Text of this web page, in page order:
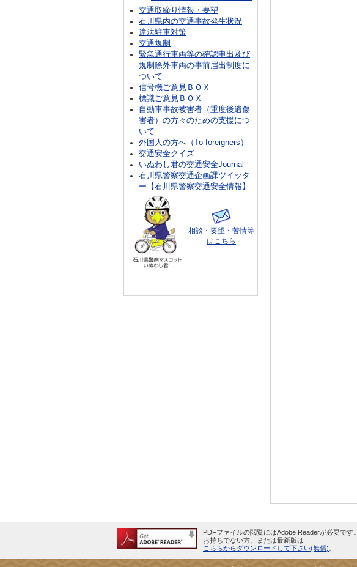
交通取締り情報・要望
石川県内の交通事故発生状況
違法駐車対策
交通規制
緊急通行車両等の確認申出及び
規制除外車両の事前届出制度に
ついて
信号機ご意見ＢＯＸ
標識ご意見ＢＯＸ
自動車事故被害者（重度後遺傷
害者）の方々のための支援につ
いて
外国人の方へ（To foreigners）
交通安全クイズ
いぬわし君の交通安全Journal
石川県警察交通企画課ツイッタ
ー【石川県警察交通安全情報】
相談・要望・苦情等
はこちら
PDFファイルの閲覧にはAdobe Readerが必要です。
お持ちでない方、または最新版は
こちらからダウンロードして下さい(無償)